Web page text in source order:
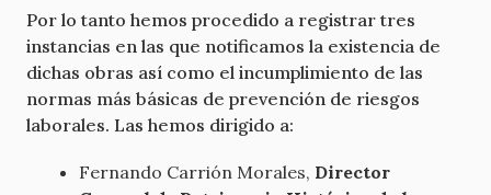
Por lo tanto hemos procedido a registrar tres
instancias en las que notificamos la existencia de
dichas obras así como el incumplimiento de las
normas más básicas de prevención de riesgos
laborales. Las hemos dirigido a:
Fernando Carrión Morales, Director